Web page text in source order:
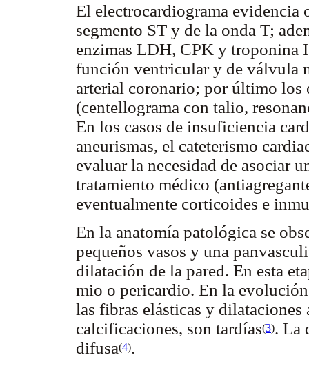
El electrocardiograma evidencia
segmento ST y de la onda T;
enzimas LDH, CPK y troponina
función ventricular y de válvula
arterial coronario; por último los
(centellograma con talio,
En los casos de insuficiencia
aneurismas, el cateterismo
evaluar la necesidad de asociar
tratamiento médico
eventualmente corticoides e
En la anatomía patológica se
pequeños vasos y una
dilatación de la pared. En esta
mio o pericardio. En la
las fibras elásticas y dilataciones
calcificaciones, son tardías(3). La
difusa(4).